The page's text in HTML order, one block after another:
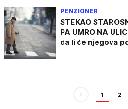
PENZIONER
STEKAO
PA UMRO NA
da li će njegova
1 2